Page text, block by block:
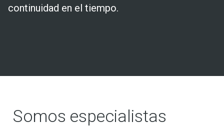
continuidad en el tiempo.
Somos especialistas